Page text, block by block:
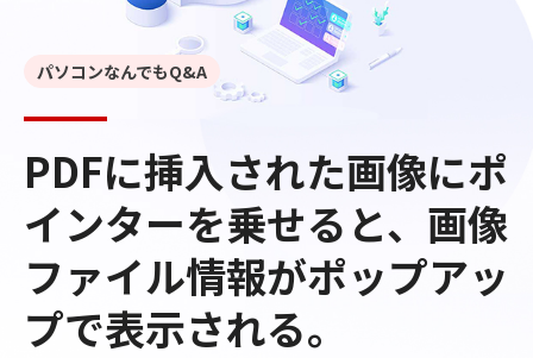
PDFに挿入された画像にポ
インターを乗せると、画像
ファイル情報がポップアッ
プで表示される。
パソコンなんでもQ&A